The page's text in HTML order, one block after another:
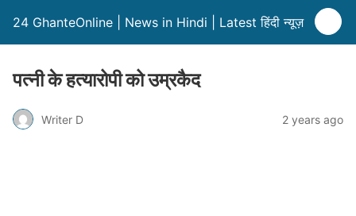
24 GhanteOnline | News in Hindi | Latest हिंदी न्यूज़
पत्नी के हत्यारोपी को उम्रकैद
Writer D 2 years ago